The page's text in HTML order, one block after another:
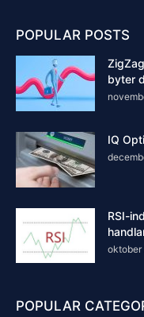
POPULAR POSTS
byter
IQ
RSI-
oktober
POPULAR